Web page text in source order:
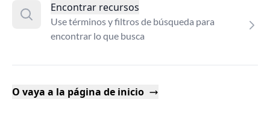
Encontrar recursos
Use términos y filtros de búsqueda para
encontrar lo que busca
O vaya a la página de inicio